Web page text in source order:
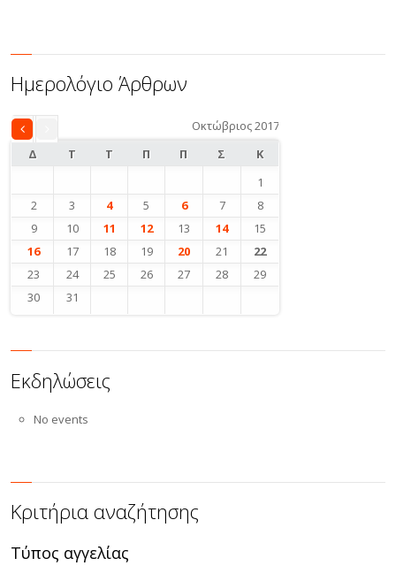
Ημερολόγιο Άρθρων
Οκτώβριος 2017
Δ
Τ Τ Π Π Σ Κ
Σεπ
1
2
3 4 5 6 7
8
9
10 11 12 13 14
15
16
17 18 19 20 21
22
23
24 25 26 27 28
29
30
31
Εκδηλώσεις
No events
Κριτήρια αναζήτησης
Τύπος αγγελίας